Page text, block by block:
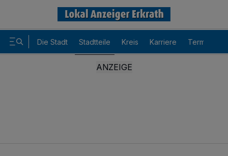
Die Stadt Stadtteile Kreis Karriere Termine